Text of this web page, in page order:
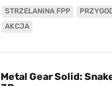
STRZELANINA FPP
AKCJA
Metal Gear Solid: